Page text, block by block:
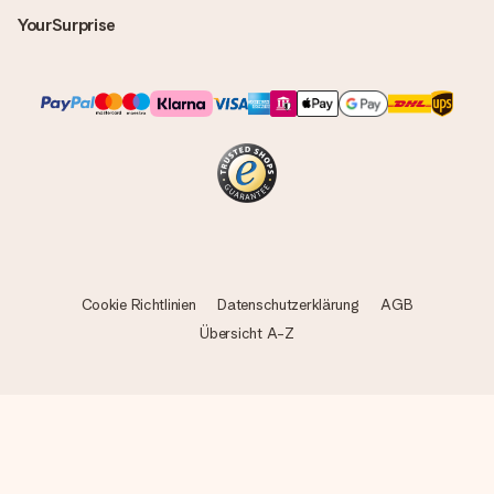
Geschenk also direkt beim Empfänger liefern lassen und es
bleibt eine echte Überraschung!
YourSurprise
Cookie Richtlinien Datenschutzerklärung
AGB
Übersicht A-Z